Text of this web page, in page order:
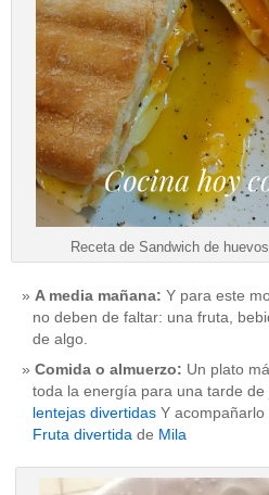
Receta de Sandwich de
A media mañana: Y para este
no deben de faltar: una fruta,
de algo.
Comida o almuerzo: Un plato
toda la energía para una tarde
lentejas divertidas Y
Fruta divertida de Mila